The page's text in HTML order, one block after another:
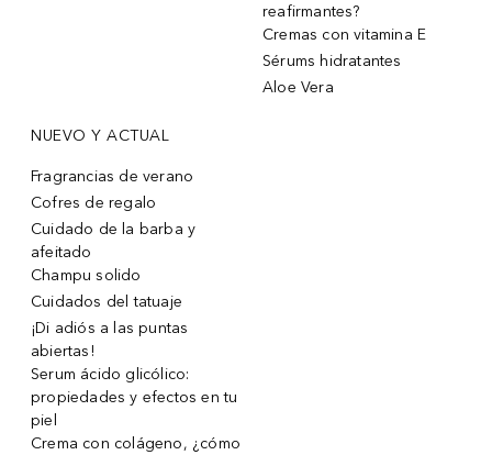
reafirmantes?
Cremas con vitamina E
Sérums hidratantes
Aloe Vera
NUEVO Y ACTUAL
Fragrancias de verano
Cofres de regalo
Cuidado de la barba y
afeitado
Champu solido
Cuidados del tatuaje
¡Di adiós a las puntas
abiertas!
Serum ácido glicólico:
propiedades y efectos en tu
piel
Crema con colágeno, ¿cómo